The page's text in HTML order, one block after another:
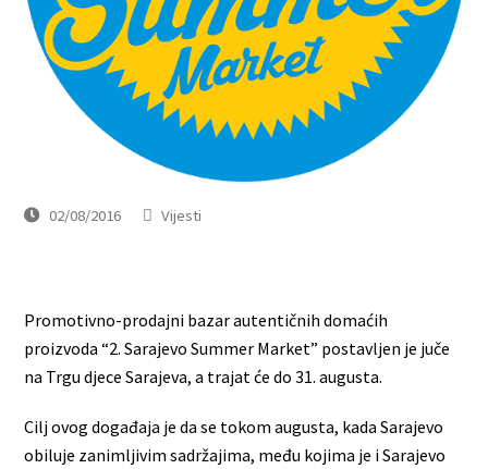
02/08/2016 Vijesti
Promotivno-prodajni bazar autentičnih domaćih
proizvoda “2. Sarajevo Summer Market” postavljen je juče
na Trgu djece Sarajeva, a trajat će do 31. augusta.
Cilj ovog događaja je da se tokom augusta, kada Sarajevo
obiluje zanimljivim sadržajima, među kojima je i Sarajevo